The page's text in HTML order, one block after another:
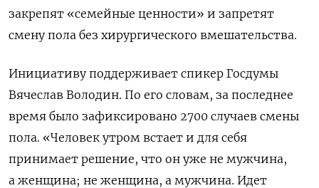
закрепят «семейные ценности» и запретят
смену пола без хирургического вмешательства.
Инициативу поддерживает спикер Госдумы
Вячеслав Володин. По его словам, за последнее
время было зафиксировано 2700 случаев смены
пола. «Человек утром встает и для себя
принимает решение, что он уже не мужчина,
а женщина; не женщина, а мужчина. Идет